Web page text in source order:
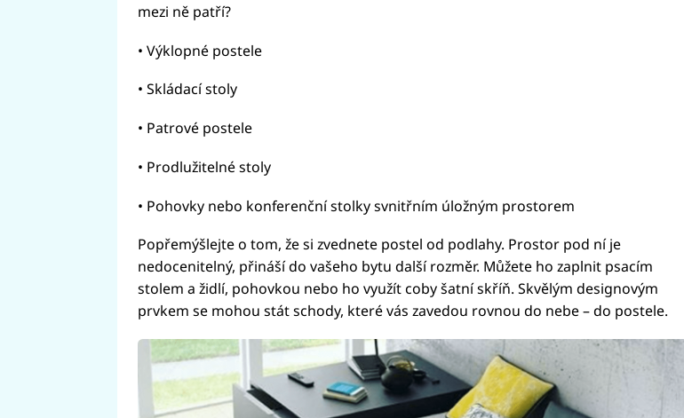
mezi ně patří?
• Výklopné postele
• Skládací stoly
• Patrové postele
• Prodlužitelné stoly
• Pohovky nebo konferenční stolky svnitřním úložným prostorem
Popřemýšlejte o tom, že si zvednete postel od podlahy. Prostor pod ní je
nedocenitelný, přináší do vašeho bytu další rozměr. Můžete ho zaplnit psacím
stolem a židlí, pohovkou nebo ho využít coby šatní skříň. Skvělým designovým
prvkem se mohou stát schody, které vás zavedou rovnou do nebe – do postele.